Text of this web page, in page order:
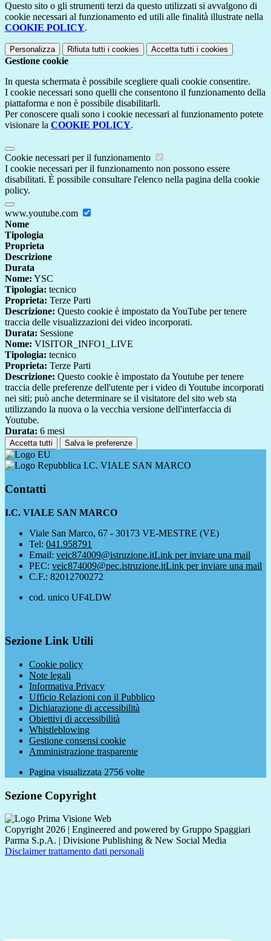
Questo sito o gli strumenti terzi da questo utilizzati si avvalgono di
cookie necessari al funzionamento ed utili alle finalità illustrate nella
COOKIE POLICY.
Personalizza Rifiuta tutti i cookies Accetta tutti i cookies
Gestione cookie
In questa schermata è possibile scegliere quali cookie consentire.
I cookie necessari sono quelli che consentono il funzionamento della
piattaforma e non è possibile disabilitarli.
Per conoscere quali sono i cookie necessari al funzionamento potete
visionare la COOKIE POLICY.
Cookie necessari per il funzionamento
I cookie necessari per il funzionamento non possono essere
disabilitati. È possibile consultare l'elenco nella pagina della cookie
policy.
www.youtube.com
Nome
Tipologia
Proprieta
Descrizione
Durata
Nome: YSC
Tipologia: tecnico
Proprieta: Terze Parti
Descrizione: Questo cookie è impostato da YouTube per tenere
traccia delle visualizzazioni dei video incorporati.
Durata: Sessione
Nome: VISITOR_INFO1_LIVE
Tipologia: tecnico
Proprieta: Terze Parti
Descrizione: Questo cookie è impostato da Youtube per tenere
traccia delle preferenze dell'utente per i video di Youtube incorporati
nei siti; può anche determinare se il visitatore del sito web sta
utilizzando la nuova o la vecchia versione dell'interfaccia di
Youtube.
Durata: 6 mesi
Accetta tutti Salva le preferenze
I.C. VIALE SAN MARCO
Contatti
I.C. VIALE SAN MARCO
Viale San Marco, 67 - 30173 VE-MESTRE (VE)
Tel: 041.958791
Email: veic874009@istruzione.itLink per inviare una mail
PEC: veic874009@pec.istruzione.itLink per inviare una mail
C.F.: 82012700272
cod. unico UF4LDW
Sezione Link Utili
Cookie policy
Note legali
Informativa Privacy
Ufficio Relazioni con il Pubblico
Dichiarazione di accessibilità
Obiettivi di accessibilità
Whistleblowing
Gestione consensi cookie
Amministrazione trasparente
Pagina visualizzata 2756 volte
Sezione Copyright
Copyright 2026 | Engineered and powered by Gruppo Spaggiari
Parma S.p.A. | Divisione Publishing & New Social Media
Disclaimer trattamento dati personali